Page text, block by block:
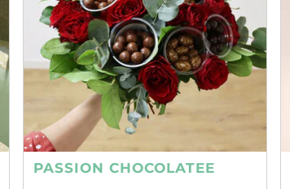
PASSION CHOCOLATEE